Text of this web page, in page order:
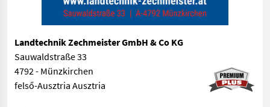
Landtechnik Zechmeister GmbH & Co KG
Sauwaldstraße 33
4792 - Münzkirchen
felső-Ausztria Ausztria